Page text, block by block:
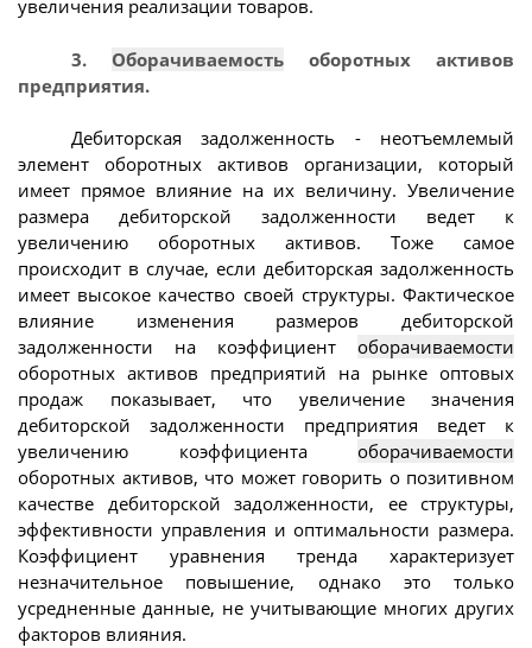
увеличения реализации товаров.
3. Оборачиваемость оборотных активов
предприятия.
Дебиторская задолженность - неотъемлемый
элемент оборотных активов организации, который
имеет прямое влияние на их величину. Увеличение
размера дебиторской задолженности ведет к
увеличению оборотных активов. Тоже самое
происходит в случае, если дебиторская задолженность
имеет высокое качество своей структуры. Фактическое
влияние изменения размеров дебиторской
задолженности на коэффициент оборачиваемости
оборотных активов предприятий на рынке оптовых
продаж показывает, что увеличение значения
дебиторской задолженности предприятия ведет к
увеличению коэффициента оборачиваемости
оборотных активов, что может говорить о позитивном
качестве дебиторской задолженности, ее структуры,
эффективности управления и оптимальности размера.
Коэффициент уравнения тренда характеризует
незначительное повышение, однако это только
усредненные данные, не учитывающие многих других
факторов влияния.